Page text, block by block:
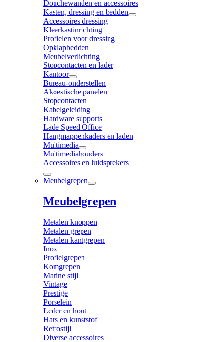
Douchewanden en accessoires
Kasten, dressing en bedden
Accessoires dressing
Kleerkastinrichting
Profielen voor dressing
Opklapbedden
Meubelverlichting
Stopcontacten en lader
Kantoor
Bureau-onderstellen
Akoestische panelen
Stopcontacten
Kabelgeleiding
Hardware supports
Lade Speed Office
Hangmappenkaders en laden
Multimedia
Multimediahouders
Accessoires en luidsprekers
Meubelgrepen
Meubelgrepen
Metalen knoppen
Metalen grepen
Metalen kantgrepen
Inox
Profielgrepen
Komgrepen
Marine stijl
Vintage
Prestige
Porselein
Leder en hout
Hars en kunststof
Retrostijl
Diverse accessoires